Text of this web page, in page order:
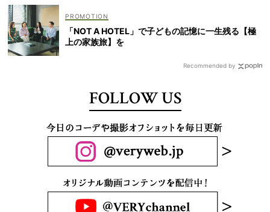
「NOT A HOTEL」で子どもの記憶に一生残る【極
上の家族旅】を
Recommended by
FOLLOW US